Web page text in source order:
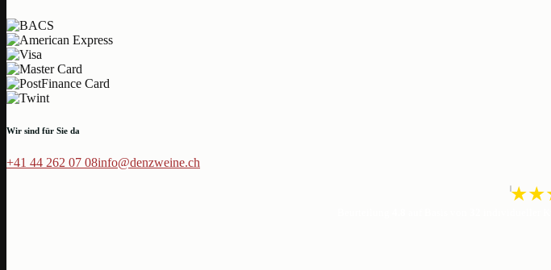
Wir sind für Sie da
+41 44 262 07 08info@denzweine.ch